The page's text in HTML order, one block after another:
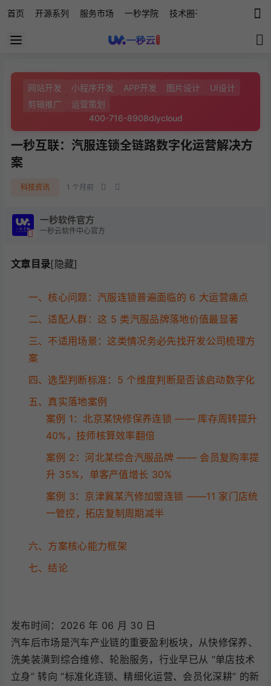
首页 开源系列 服务市场 一秒学院 技术圈子 源
网站开发 小程序开发 APP开发 图片设计
UI设计
剪辑推广
运营策划
400-716-8908diycloud
一秒互联：汽服连锁全链路数字化运营解决方
案
科技资讯 1 个月前
一秒软件官方
一秒云软件中心官方
文章目录[隐藏]
一、核心问题：汽服连锁普遍面临的 6 大运营痛点
二、适配人群：这 5 类汽服品牌落地价值最显著
三、不适用场景：这类情况务必先找开发公司梳理方
案
四、选型判断标准：5 个维度判断是否该启动数字化
五、真实落地案例
案例 1：北京某快修保养连锁 —— 库存周转提升
40%，技师核算效率翻倍
案例 2：河北某综合汽服品牌 —— 会员复购率提
升 35%，单客产值增长 30%
案例 3：京津冀某汽修加盟连锁 ——11 家门店统
一管控，拓店复制周期减半
六、方案核心能力框架
七、结论
发布时间：2026 年 06 月 30 日
汽车后市场是汽车产业链的重要盈利板块，从快修保养、
洗美装潢到综合维修、轮胎服务，行业早已从 “单店技术
立身” 转向 “标准化连锁、精细化运营、会员化深耕” 的新